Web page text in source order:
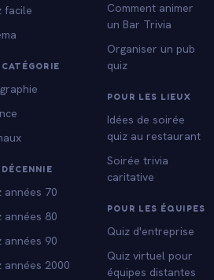
facile
CATÉGORIE
DÉCENNIE
années 70
années 80
années 90
années 2000
Comment animer
un Bar Trivia
Organiser un pub
quiz
POUR LES LIEUX
Idées de soirée
quiz au restaurant
Soirée trivia
caritative
POUR LES ÉQUIPES
Quiz d'entreprise
Quiz virtuel pour
équipes distantes